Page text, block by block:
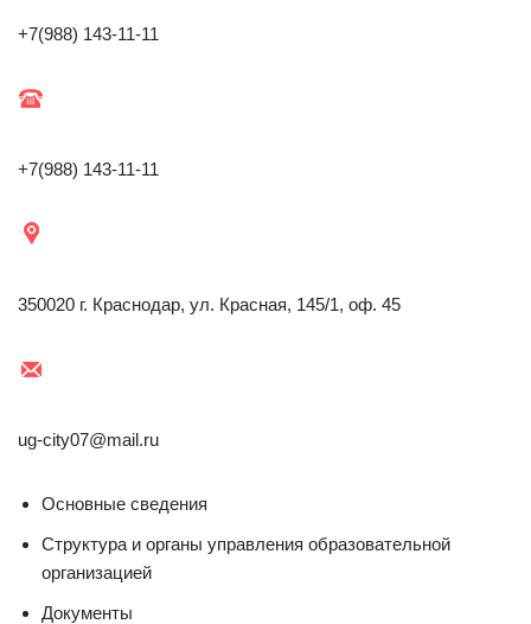
+7(988) 143-11-11
+7(988) 143-11-11
350020 г. Краснодар, ул. Красная, 145/1, оф. 45
ug-city07@mail.ru
Основные сведения
Структура и органы управления образовательной
организацией
Документы